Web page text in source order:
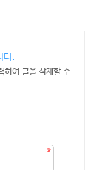
다.
하여 글을 삭제할 수